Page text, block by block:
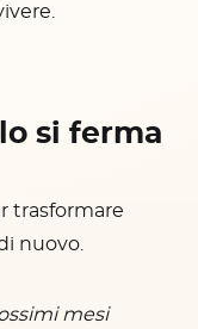
si ferma
trasformare
nuovo.
mesi